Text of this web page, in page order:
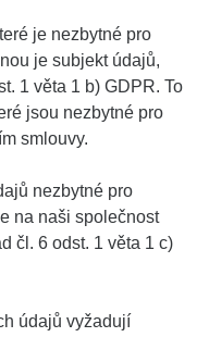
je nezbytné pro
je subjekt údajů,
1 věta 1 b) GDPR. To
jsou nezbytné pro
smlouvy.
nezbytné pro
na naši společnost
čl. 6 odst. 1 věta 1 c)
údajů vyžadují